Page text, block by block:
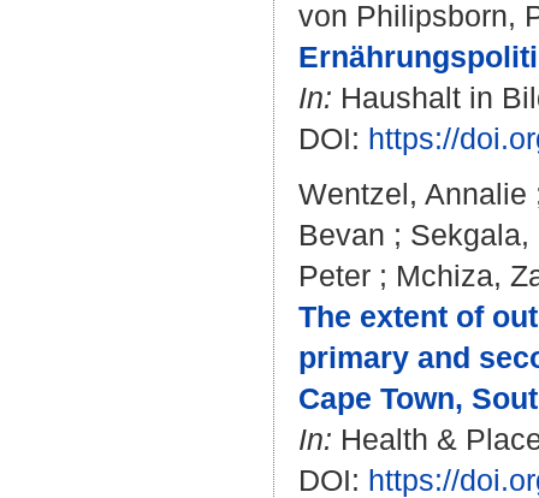
von Philipsborn,
In: Haushalt in
DOI: https://
Wentzel, Annalie
Bevan ; Sekgala,
Peter ; Mchiza,
The extent of
primary and
Cape Town,
In: Health &
DOI: https://